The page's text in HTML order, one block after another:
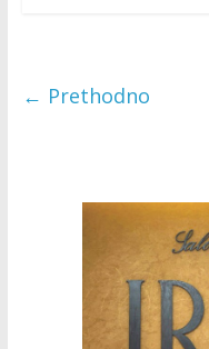
← Prethodno